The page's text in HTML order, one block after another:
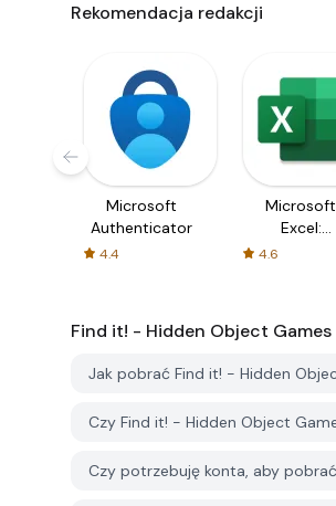
Rekomendacja redakcji
Microsoft
Authenticator
4.4
Microsoft
Excel:
4.6
Find it! - Hidden Object Games
Jak pobrać Find it! - Hidden
Czy Find it! - Hidden Object
Czy potrzebuję konta, aby pobrać